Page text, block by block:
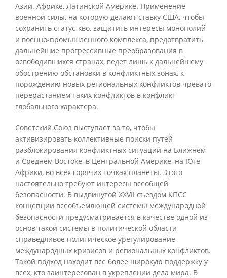
Азии. Африке, Латинской Америке. Применение
военной силы, на которую делают ставку США, чтобы
сохранить статус-кво, защитить интересы монополий
и военно-промышленного комплекса, предотвратить
дальнейшие прогрессивные преобразования в
освободившихся странах, ведет лишь к дальнейшему
обострению обстановки в конфликтных зонах, к
порождению новых региональных конфликтов чревато
перерастанием таких конфликтов в конфликт
глобального характера.
Советский Союз выступает за то, чтобы
активизировать коллективные поиски путей
разблокирования конфликтных ситуаций на Ближнем
и Среднем Востоке, в Центральной Америке, на Юге
Африки, во всех горячих точках планеты. Этого
настоятельно требуют интересы всеобщей
безопасности. В выдвинутой XXVII съездом КПСС
концепции всеобъемлющей системы международной
безопасности предусматривается в качестве одной из
основ такой системы в политической области
справедливое политическое урегулирование
международных кризисов и региональных конфликтов.
Такой подход находит все более широкую поддержку у
всех, кто заинтересован в укреплении дела мира. В